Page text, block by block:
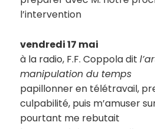
l’intervention
vendredi 17 mai
à la radio, F.F. Coppola dit
manipulation du temps
papillonner en télétravail,
culpabilité, puis m’amuser
pourtant me rebutait